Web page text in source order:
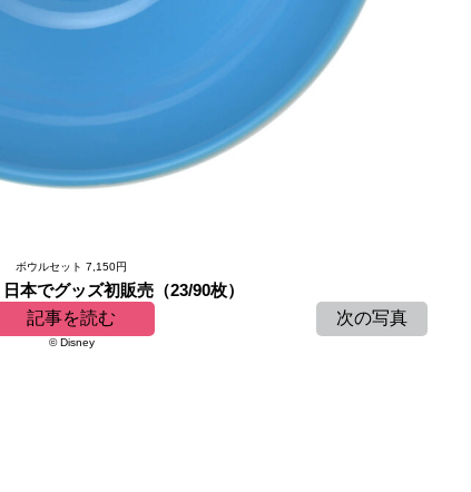
ボウルセット 7,150円
本でグッズ初販売（23/90枚）
記事を読む
次の写真
© Disney